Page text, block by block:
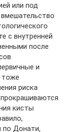
или под
с внутренней
после
и
тоже
риска
кисты
по Донати,